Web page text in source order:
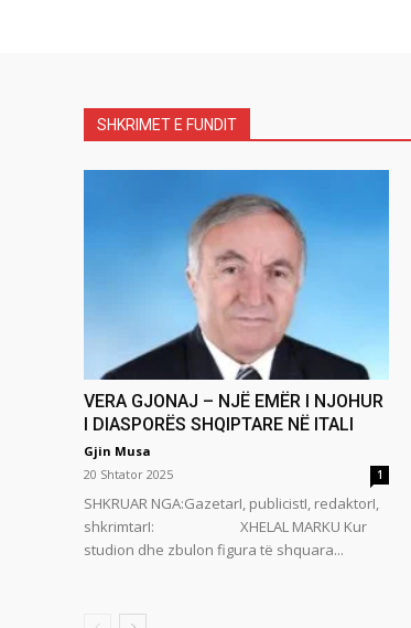
SHKRIMET E FUNDIT
VERA GJONAJ – NJË EMËR I NJOHUR
I DIASPORËS SHQIPTARE NË ITALI
Gjin Musa
20 Shtator 2025
1
SHKRUAR NGA:GazetarI, publicistI, redaktorI,
shkrimtarI: XHELAL MARKU Kur
studion dhe zbulon figura të shquara...